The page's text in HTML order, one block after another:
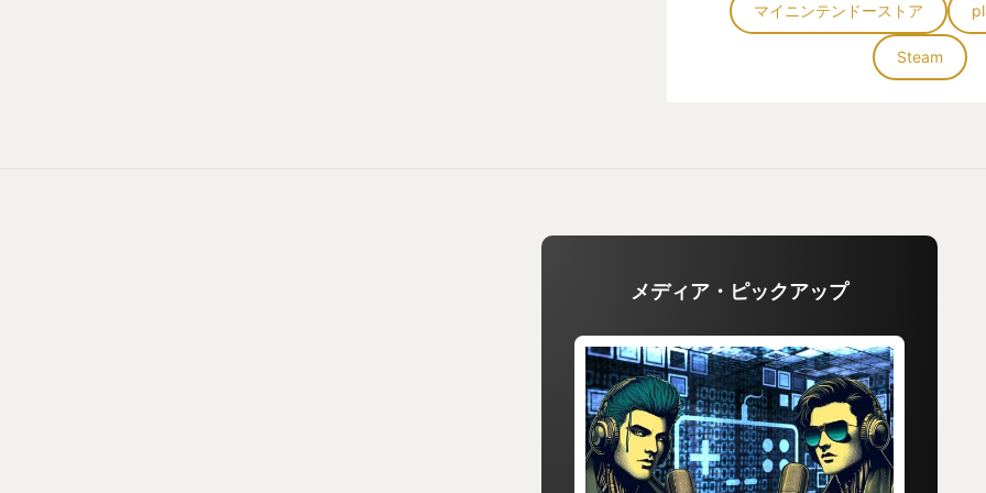
ームがプレイできるPCをお持ちで
ト代二千円プラスうん百円ほどの所
ば、in Stars And Timeを買ってく
物語は、世界を闇に落とそうとす
一日前から始まります。
マイニンテンドーストア
Steam
メディア・ピックアップ